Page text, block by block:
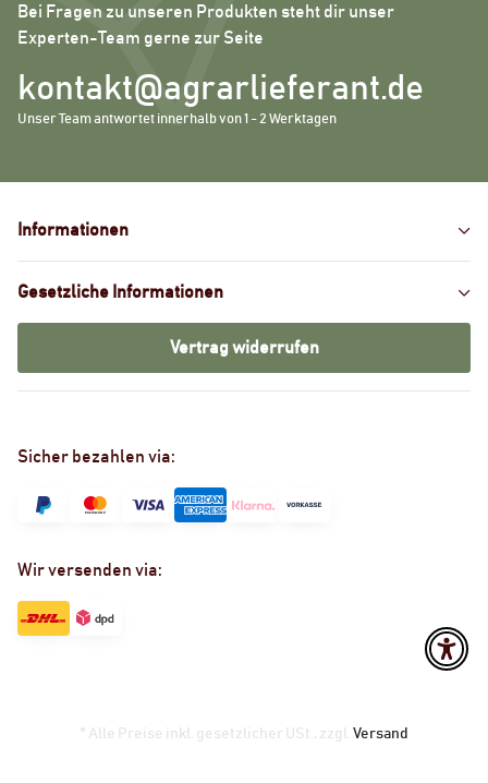
Bei Fragen zu unseren Produkten steht dir unser
Experten-Team gerne zur Seite
kontakt@agrarlieferant.de
Unser Team antwortet innerhalb von 1 - 2 Werktagen
Informationen
Gesetzliche Informationen
Vertrag widerrufen
Sicher bezahlen via:
Wir versenden via:
* Alle Preise inkl. gesetzlicher USt., zzgl. Versand